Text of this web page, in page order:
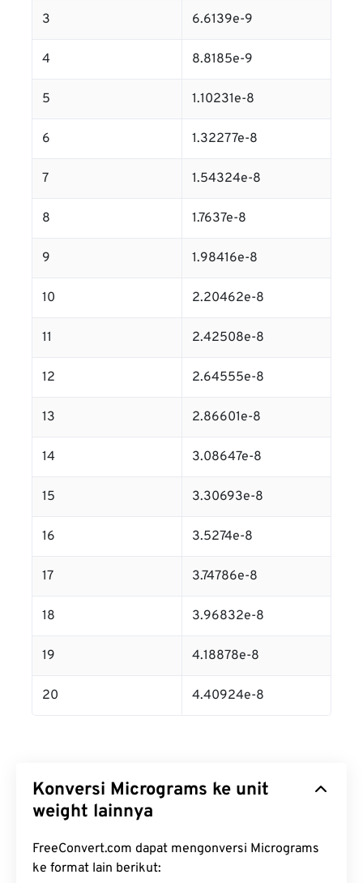
3 6.6139e-9
4 8.8185e-9
5 1.10231e-8
6 1.32277e-8
7 1.54324e-8
8 1.7637e-8
9 1.98416e-8
10 2.20462e-8
11 2.42508e-8
12 2.64555e-8
13 2.86601e-8
14 3.08647e-8
15 3.30693e-8
16 3.5274e-8
17 3.74786e-8
18 3.96832e-8
19 4.18878e-8
20 4.40924e-8
Konversi Micrograms ke unit
weight lainnya
FreeConvert.com dapat mengonversi Micrograms
ke format lain berikut: